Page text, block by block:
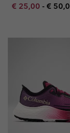
Minimum sale
€ 25,00 - €